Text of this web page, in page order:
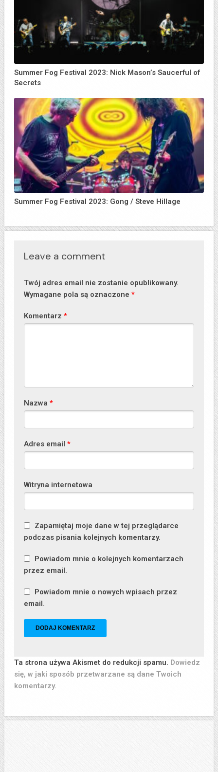
Summer Fog Festival 2023: Nick Mason’s Saucerful of
Secrets
Summer Fog Festival 2023: Gong / Steve Hillage
Leave a comment
Twój adres email nie zostanie opublikowany.
Wymagane pola są oznaczone *
Komentarz *
Nazwa *
Adres email *
Witryna internetowa
Zapamiętaj moje dane w tej przeglądarce
podczas pisania kolejnych komentarzy.
Powiadom mnie o kolejnych komentarzach
przez email.
Powiadom mnie o nowych wpisach przez
email.
Ta strona używa Akismet do redukcji spamu. Dowiedz
się, w jaki sposób przetwarzane są dane Twoich
komentarzy.